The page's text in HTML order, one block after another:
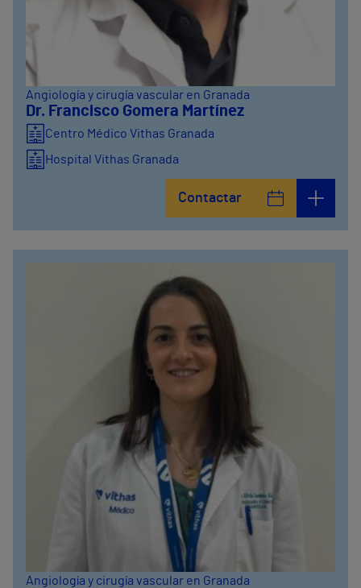
Angiología y cirugía vascular en Granada
Dr. Francisco Gomera Martínez
Centro Médico Vithas Granada
Hospital Vithas Granada
Contactar
Angiología y cirugía vascular en Granada